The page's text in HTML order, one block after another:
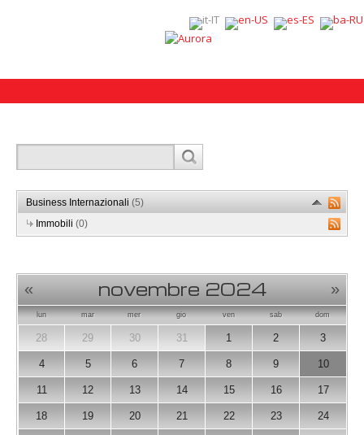
Business Internazionali (5)
Immobili (0)
« novembre 2024 »
lun mar mer gio ven sab dom
28 29 30 31 1 2 3
4 5 6 7 8 9 10
11 12 13 14 15 16 17
18 19 20 21 22 23 24